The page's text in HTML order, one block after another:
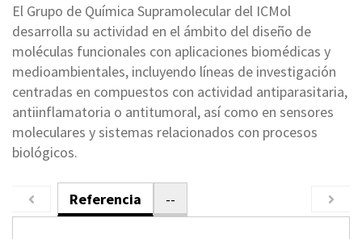
El Grupo de Química Supramolecular del ICMol
desarrolla su actividad en el ámbito del diseño de
moléculas funcionales con aplicaciones biomédicas y
medioambientales, incluyendo líneas de investigación
centradas en compuestos con actividad antiparasitaria,
antiinflamatoria o antitumoral, así como en sensores
moleculares y sistemas relacionados con procesos
biológicos.
Referencia --